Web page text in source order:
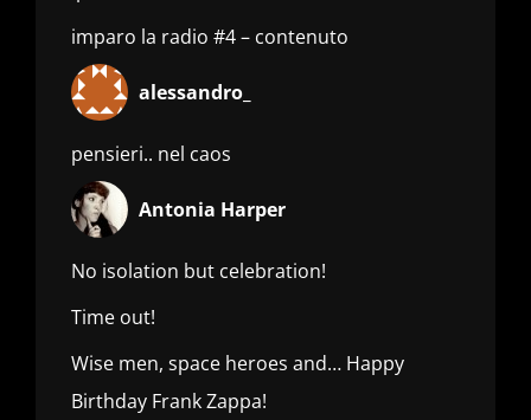
imparo la radio #4 – contenuto
alessandro_
pensieri.. nel caos
Antonia Harper
No isolation but celebration!
Time out!
Wise men, space heroes and… Happy
Birthday Frank Zappa!